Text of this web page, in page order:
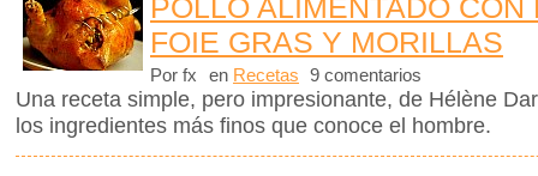
POLLO ALIMENTADO
FOIE GRAS Y MORILLAS
Por fx en Recetas 9 comentarios
Una receta simple, pero impresionante, de Hélène
los ingredientes más finos que conoce el hombre.